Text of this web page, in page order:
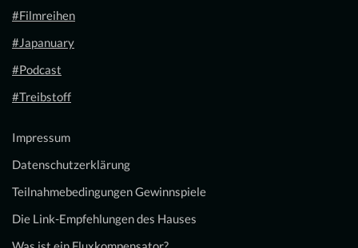
#Filmreihen
#Japanuary
#Podcast
#Treibstoff
Impressum
Datenschutzerklärung
Teilnahmebedingungen Gewinnspiele
Die Link-Empfehlungen des Hauses